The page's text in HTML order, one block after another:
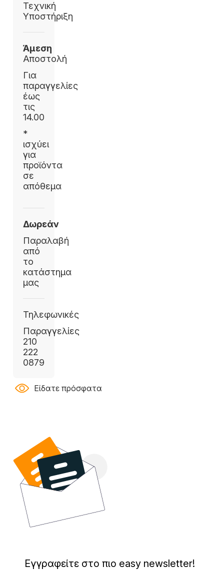
Τεχνική
Υποστήριξη
Άμεση
Αποστολή
Για
παραγγελίες
έως
τις
14.00
*
ισχύει
για
προϊόντα
σε
απόθεμα
Δωρεάν
Παραλαβή
από
το
κατάστημα
μας
Τηλεφωνικές
Παραγγελίες
210
222
0879
Είδατε πρόσφατα
Εγγραφείτε στο πιο easy newsletter!